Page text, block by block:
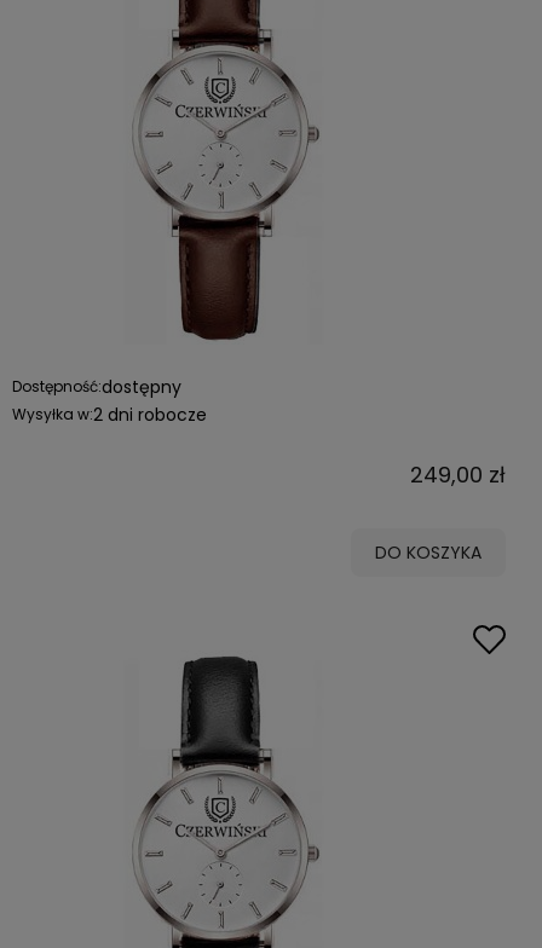
Dostępność:dostępny
Wysyłka w:2 dni robocze
249,00 zł
DO KOSZYKA